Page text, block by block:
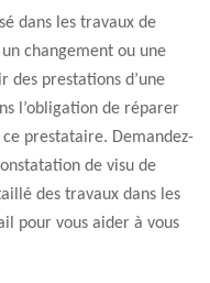
dans les travaux de
changement ou une
des prestations d’une
l’obligation de réparer
prestataire. Demandez-
de visu de
des travaux dans les
pour vous aider à vous